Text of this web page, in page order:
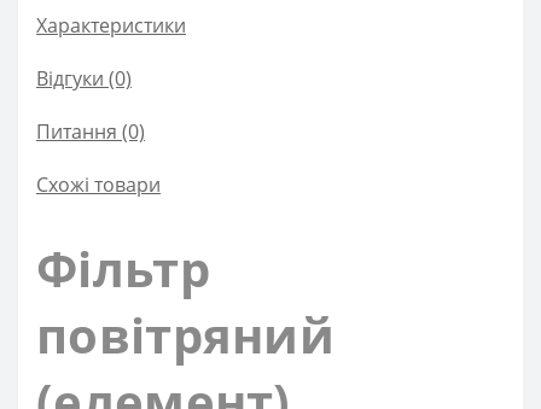
Характеристики
Відгуки (0)
Питання (0)
Схожі товари
Фільтр
повітряний